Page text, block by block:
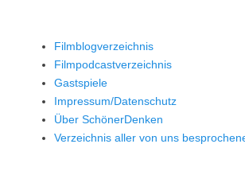
Filmblogverzeichnis
Filmpodcastverzeichnis
Gastspiele
Impressum/Datenschutz
Über SchönerDenken
Verzeichnis aller von uns